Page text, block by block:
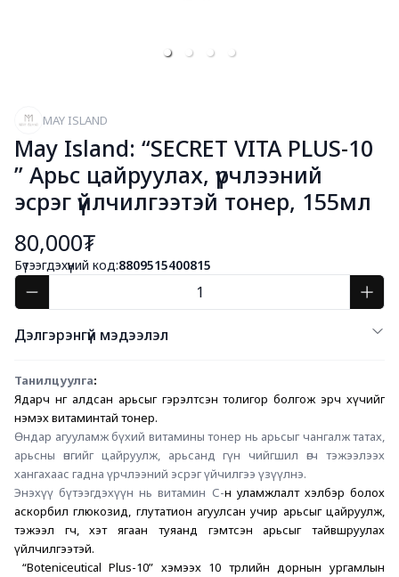
MAY ISLAND
May Island: “SECRET VITA PLUS-10
” Арьс цайруулах, үрчлээний
эсрэг үйлчилгээтэй тонер, 155мл
80,000₮
Бүтээгдэхүүний код:8809515400815
Дэлгэрэнгүй мэдээлэл
Танилцуулга:
Ядарч өнгөө алдсан арьсыг гэрэлтсэн толигор болгож эрч хүчийг
нэмэх витаминтай тонер.
Өндар агууламж бүхий витамины тонер нь арьсыг чангалж татах,
арьсны өнгийг цайруулж, арьсанд гүн чийгшил өгч тэжээлээх
хангахаас гадна үрчлээний эсрэг үйчилгээ үзүүлнэ.
Энэхүү бүтээгдэхүүн нь витамин С-н уламжлалт хэлбэр болох
аскорбил глюкозид, глутатион агуулсан учир арьсыг цайруулж,
тэжээл өгч, хэт ягаан туяанд гэмтсэн арьсыг тайвшруулах
үйлчилгээтэй.
“Boteniceutical Plus-10” хэмээх 10 төрлийн дорнын ургамлын